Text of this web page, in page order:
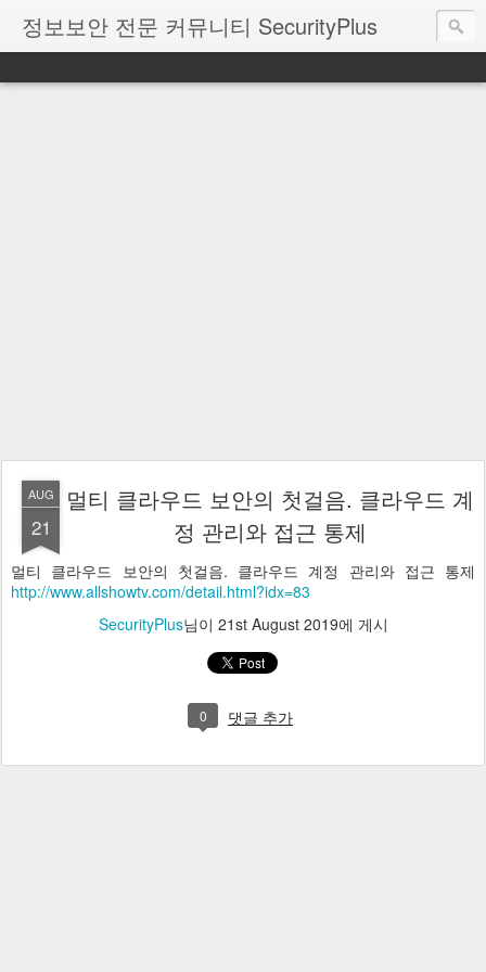
정보보안 전문 커뮤니티 SecurityPlus
AUG
21
멀티 클라우드 보안의 첫걸음. 클라우드 계
정 관리와 접근 통제
멀티 클라우드 보안의 첫걸음. 클라우드 계정 관리와 접근 통제
http://www.allshowtv.com/detail.html?idx=83
SecurityPlus님이 21st August 2019에 게시
0 댓글 추가